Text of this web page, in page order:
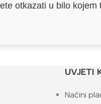
otkazati u bilo kojem
UVJETI
Načini